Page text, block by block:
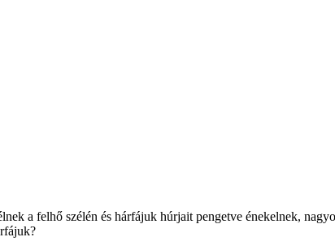
a felhő szélén és hárfájuk húrjait pengetve énekelnek,